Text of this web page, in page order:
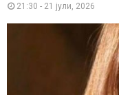
21:30 - 21 јули, 2026